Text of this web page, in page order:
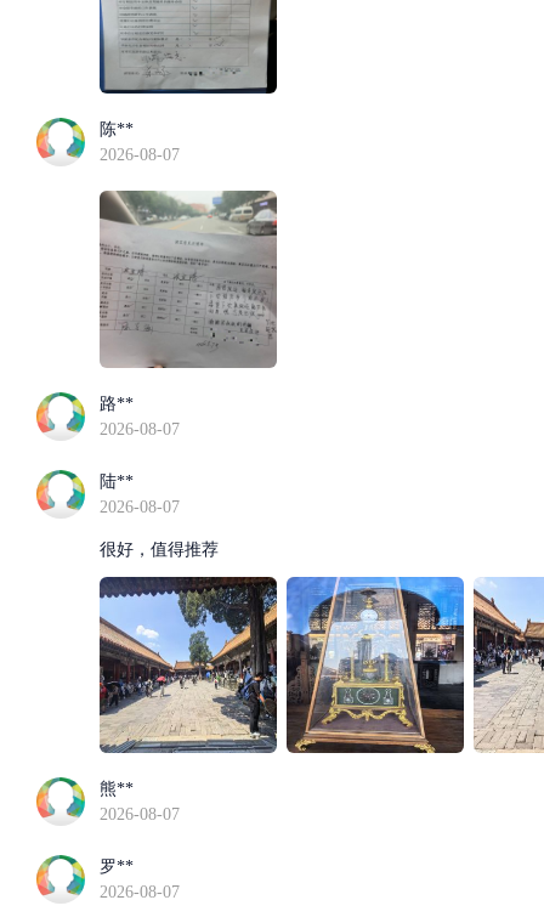
陈**
2026-08-07
路**
2026-08-07
陆**
2026-08-07
很好，值得推荐
熊**
2026-08-07
罗**
2026-08-07